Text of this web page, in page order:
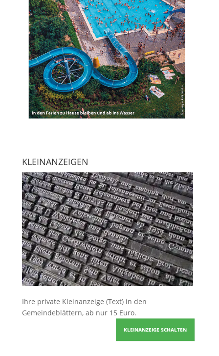
KLEINANZEIGEN
Ihre private Kleinanzeige (Text) in den
Gemeindeblättern, ab nur 15 Euro.
KLEINANZEIGE SCHALTEN